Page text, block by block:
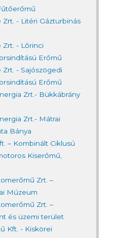
Zrt. - Litéri Gázturbinás
Zrt. - Lőrinci
Erőmű
Zrt. - Sajószögedi
Erőmű
Zrt.- Bükkábrány
Zrt.- Mátrai
Bánya
– Kombinált Ciklusú
Kiserőmű,
Zrt. –
Múzeum
Zrt. –
és üzemi terület
Kft. - Kiskörei